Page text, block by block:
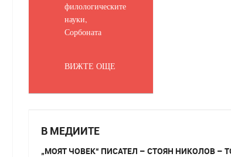
филологическите
науки,
Сорбоната
ВИЖТЕ ОЩЕ
В МЕДИИТЕ
„МОЯТ ЧОВЕК“ ПИСАТЕЛ – СТОЯН НИКОЛОВ –